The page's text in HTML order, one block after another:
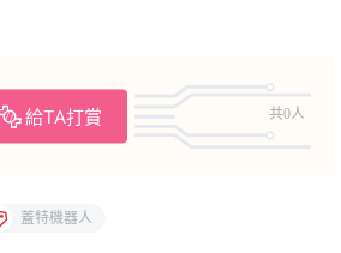
給TA打賞 共0人
蓋特機器人